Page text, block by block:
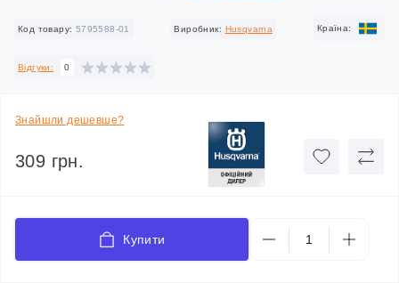
Код товару: 5795588-01 Виробник: Husqvarna Країна:
Відгуки: 0
Знайшли дешевше?
309 грн.
Купити